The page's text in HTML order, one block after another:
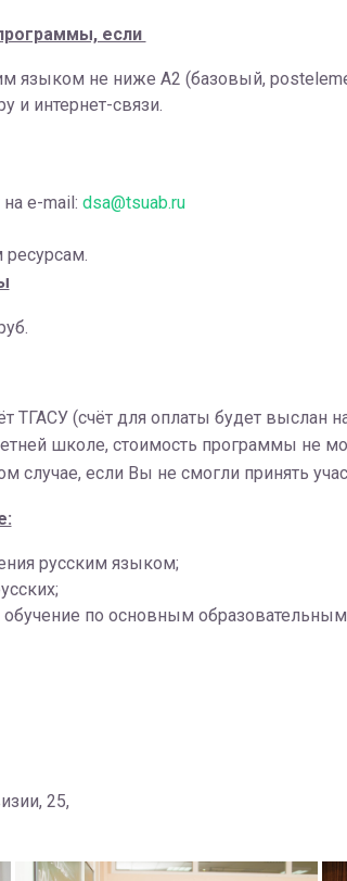
если
языком не ниже А2 (базовый,
и интернет-связи.
e-mail: dsa@tsuab.ru
ТГАСУ (счёт для оплаты будет выслан
школе, стоимость программы не
случае, если Вы не смогли принять
русским языком;
обучение по основным
25,